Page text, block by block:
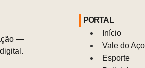
—
PORTAL
Início
Vale do Aço
Esporte